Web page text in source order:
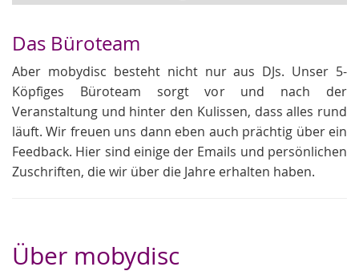
Das Büroteam
Aber mobydisc besteht nicht nur aus DJs. Unser 5-
Köpfiges Büroteam sorgt vor und nach der
Veranstaltung und hinter den Kulissen, dass alles rund
läuft. Wir freuen uns dann eben auch prächtig über ein
Feedback. Hier sind einige der Emails und persönlichen
Zuschriften, die wir über die Jahre erhalten haben.
Über mobydisc